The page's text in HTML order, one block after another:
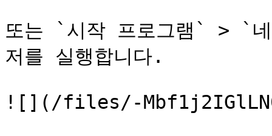
또는 `시작 프로그램` > `
저를 실행합니다.
![](/files/-